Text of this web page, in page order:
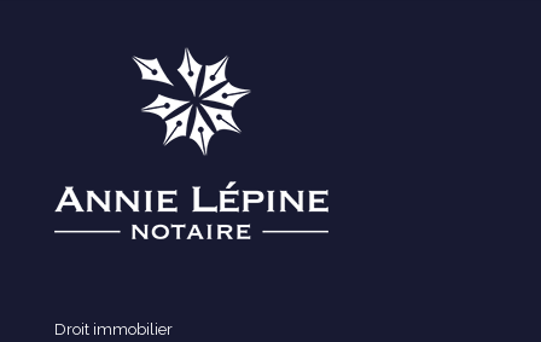
Droit immobilier